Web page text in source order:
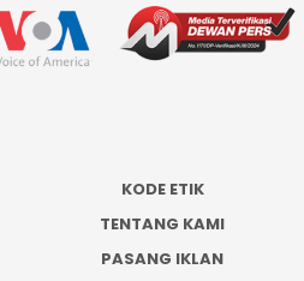
KODE ETIK
TENTANG KAMI
PASANG IKLAN